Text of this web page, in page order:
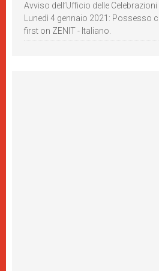
Avviso dell’Ufficio delle
Lunedì 4 gennaio 2021: Possesso
first on ZENIT - Italiano.